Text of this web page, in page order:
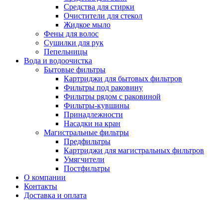
Средства для стирки
Очистители для стекол
Жидкое мыло
Фены для волос
Сушилки для рук
Пепельницы
Вода и водоочистка
Бытовые фильтры
Картриджи для бытовых фильтров
Фильтры под раковину
Фильтры рядом с раковиной
Фильтры-кувшины
Принадлежности
Насадки на кран
Магистральные фильтры
Предфильтры
Картриджи для магистральных фильтров
Умягчители
Постфильтры
О компании
Контакты
Доставка и оплата